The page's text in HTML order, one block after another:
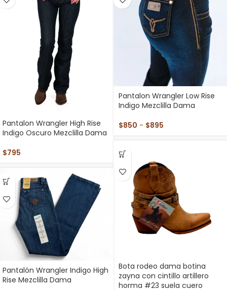
Pantalon Wrangler High Rise
Indigo Oscuro Mezclilla Dama
$795
Pantalon Wrangler Low Rise
Indigo Mezclilla Dama
$850 - $895
Bota rodeo dama botina
zayna con cintillo artillero
horma #23 suela cuero
Pantalón Wrangler Indigo High
Rise Mezclilla Dama